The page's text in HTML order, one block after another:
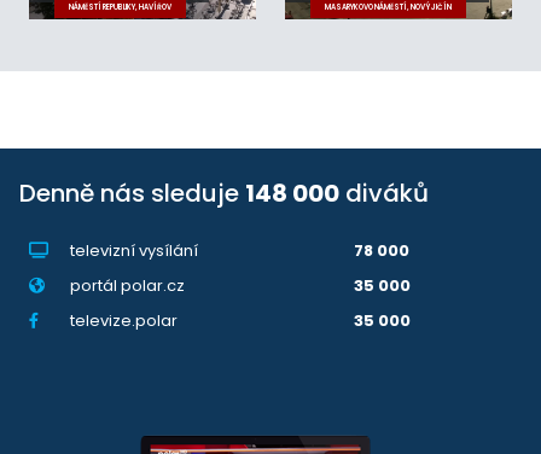
NÁMĚSTÍ REPUBLIKY, HAVÍŘOV MASARYKOVO NÁMĚSTÍ, NOVÝ JIČÍN
Denně nás sleduje 148 000 diváků
televizní vysílání
78 000
portál polar.cz
35 000
televize.polar
35 000